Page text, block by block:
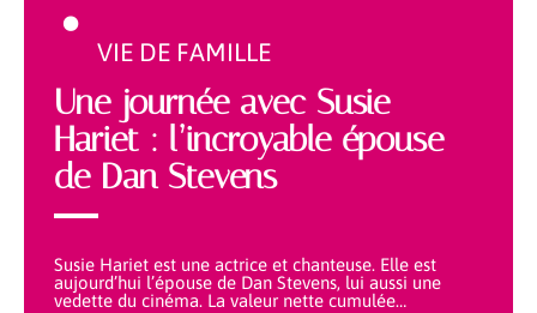
VIE DE FAMILLE
Une journée avec Susie
Hariet : l’incroyable épouse
de Dan Stevens
Susie Hariet est une actrice et chanteuse. Elle est
aujourd’hui l’épouse de Dan Stevens, lui aussi une
vedette du cinéma. La valeur nette cumulée…